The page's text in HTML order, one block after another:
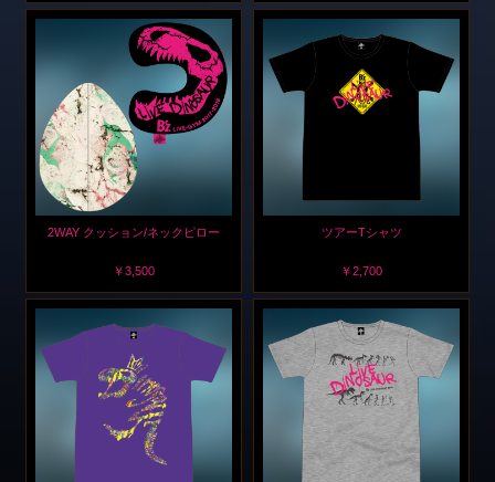
2WAY クッション/ネックピロー
￥3,500
ツアーTシャツ
￥2,700